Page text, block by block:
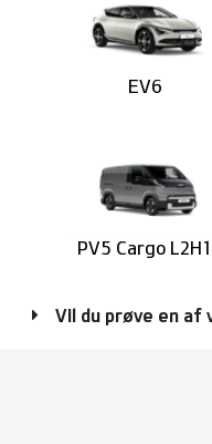
EV6
PV5 Cargo L2H1
Vil du prøve en af